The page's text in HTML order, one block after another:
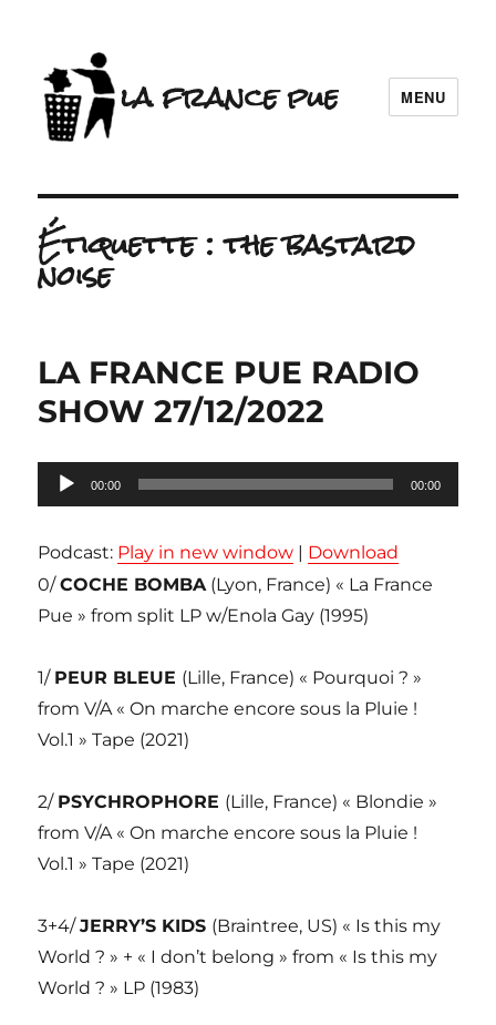
la france pue MENU
Étiquette :the bastard
noise
LA FRANCE PUE RADIO
SHOW 27/12/2022
Lecteur
audio
00:00 00:00
Podcast: Play in new window | Download
0/COCHE BOMBA(Lyon, France) « La France
Pue » from split LP w/Enola Gay (1995)
1/ PEUR BLEUE (Lille, France) « Pourquoi ? »
from V/A « On marche encore sous la Pluie !
Vol.1 » Tape (2021)
2/ PSYCHROPHORE (Lille, France) « Blondie »
from V/A « On marche encore sous la Pluie !
Vol.1 » Tape (2021)
3+4/JERRY’S KIDS (Braintree, US) « Is this my
World ? » + « I don’t belong » from « Is this my
World ? » LP (1983)